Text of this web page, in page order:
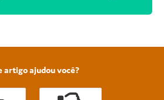
artigo ajudou você?